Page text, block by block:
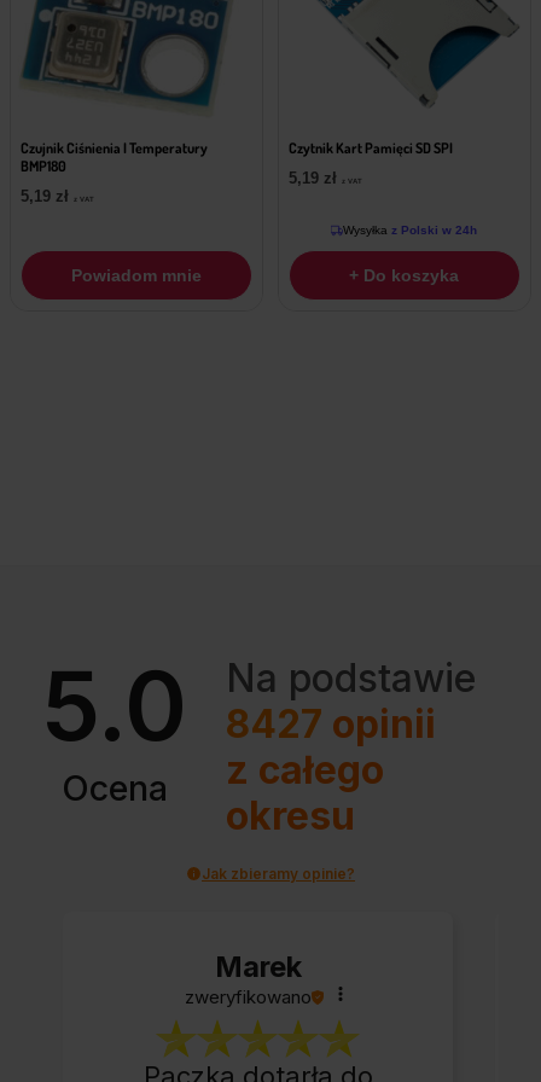
Czujnik Ciśnienia I Temperatury
BMP180
5,19 zł z VAT
Powiadom mnie
Czytnik Kart Pamięci SD SPI
5,19 zł z VAT
Wysyłka z Polski w 24h
+ Do koszyka
5.0
Ocena
Na podstawie
8427 opinii
z całego
okresu
Jak zbieramy opinie?
Marek
zweryfikowano